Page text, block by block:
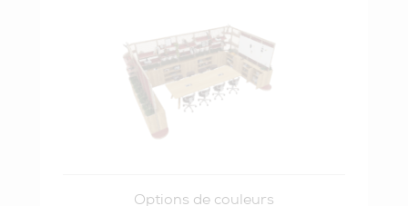
Options de couleurs